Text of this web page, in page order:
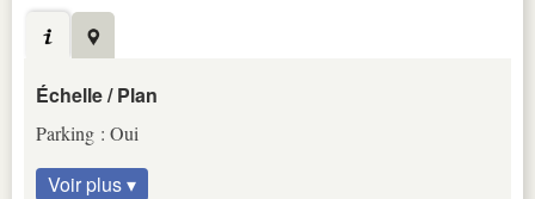
Échelle / Plan
Parking : Oui
Voir plus ▾